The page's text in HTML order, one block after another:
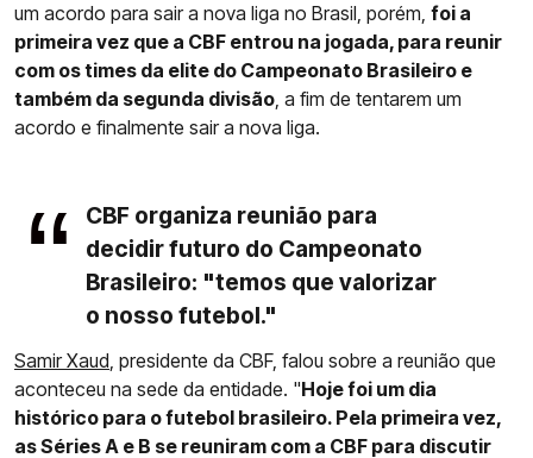
um acordo para sair a nova liga no Brasil, porém, foi a
primeira vez que a CBF entrou na jogada, para reunir
com os times da elite do Campeonato Brasileiro e
também da segunda divisão, a fim de tentarem um
acordo e finalmente sair a nova liga.
CBF organiza reunião para
decidir futuro do Campeonato
Brasileiro: "temos que valorizar
o nosso futebol."
Samir Xaud, presidente da CBF, falou sobre a reunião que
aconteceu na sede da entidade. "Hoje foi um dia
histórico para o futebol brasileiro. Pela primeira vez,
as Séries A e B se reuniram com a CBF para discutir